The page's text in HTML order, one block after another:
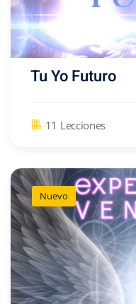
Tu Yo Futuro
11 Lecciones
Nuevo